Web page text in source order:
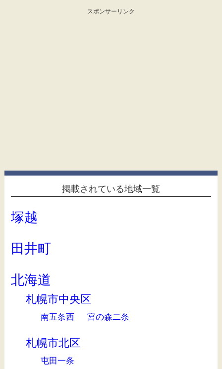
スポンサーリンク
掲載されている地域一覧
塚越
田井町
北海道
札幌市中央区
南五条西 宮の森二条
札幌市北区
屯田一条